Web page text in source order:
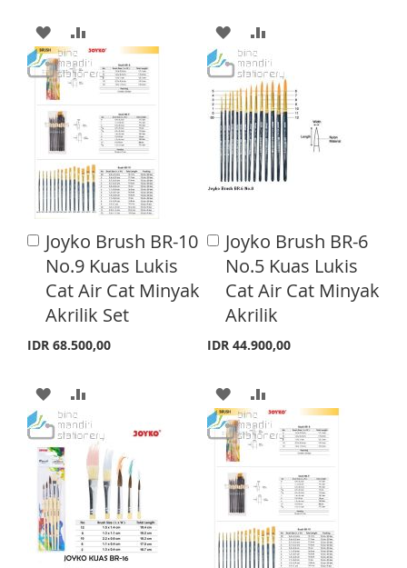
T
T
A
D
D
T
O
W
I
S
H
L
I
T
D
D
T
O
C
O
M
P
A
R
A
D
D
T
O
W
S
H
L
I
T
D
D
T
O
C
M
P
A
R
Joyko Brush BR-10
No.9 Kuas Lukis
Cat Air Cat Minyak
Akrilik Set
IDR 68.500,00
A
d
d
t
o
C
a
A
D
D
T
O
W
D
D
T
O
C
Joyko Brush BR-6
No.5 Kuas Lukis
Cat Air Cat Minyak
Akrilik
IDR 44.900,00
A
d
d
t
o
C
a
A
D
D
T
O
W
D
D
T
O
C